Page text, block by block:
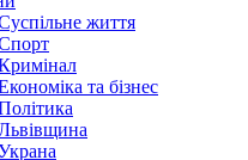
життя
та бізнес